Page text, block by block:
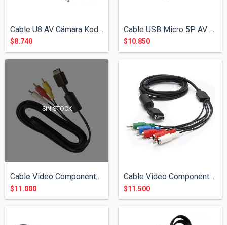
Cable U8 AV Cámara Kodak
$8.740
Cable USB Micro 5P AV Cámara Kodak
$10.850
SIN STOCK
Cable Video Componente Play Station 2
$11.000
Cable Video Componente Play Station 3
$11.500